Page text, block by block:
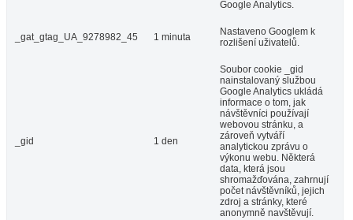
Google Analytics.
_gat_gtag_UA_9278982_45 1 minuta
Nastaveno Googlem k
rozlišení uživatelů.
_gid 1 den
Soubor cookie _gid
nainstalovaný službou
Google Analytics ukládá
informace o tom, jak
návštěvníci používají
webovou stránku, a
zároveň vytváří
analytickou zprávu o
výkonu webu. Některá
data, která jsou
shromažďována, zahrnují
počet návštěvníků, jejich
zdroj a stránky, které
anonymně navštěvují.